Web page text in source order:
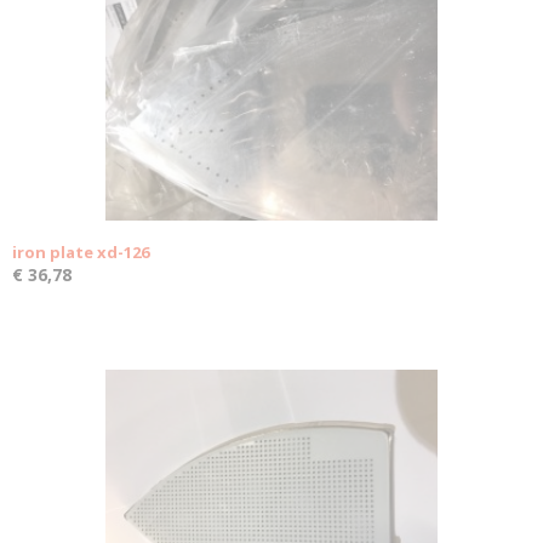
iron plate xd-126
€ 36,78